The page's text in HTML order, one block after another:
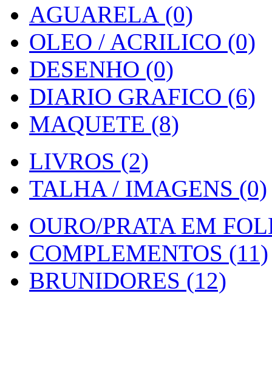
AGUARELA (0)
OLEO / ACRILICO (0)
DESENHO (0)
DIARIO GRAFICO (6)
MAQUETE (8)
LIVROS (2)
TALHA / IMAGENS (0)
OURO/PRATA EM
COMPLEMENTOS (11)
BRUNIDORES (12)